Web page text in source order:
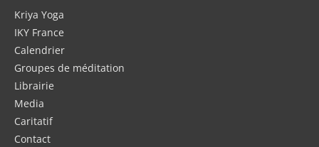
Kriya Yoga
IKY France
Calendrier
Groupes de méditation
Librairie
Media
Caritatif
Contact